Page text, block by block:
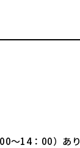
～14：00）あり